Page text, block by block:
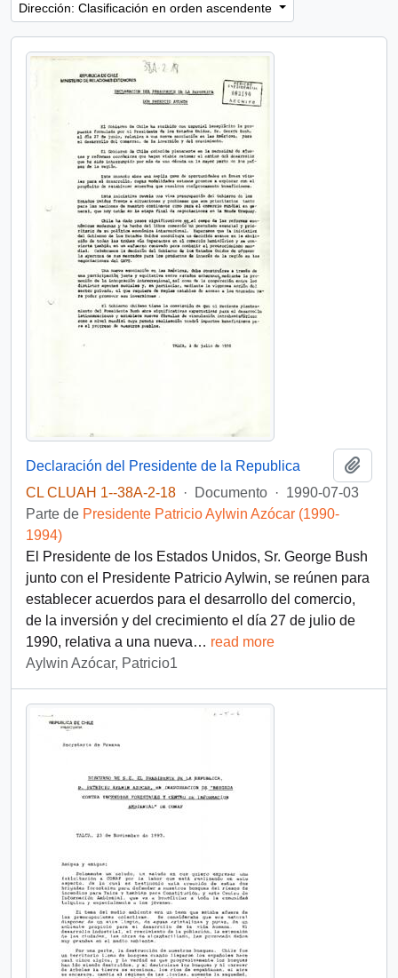
Dirección: Clasificación en orden ascendente
Declaración del Presidente de la Republica
CL CLUAH 1--38A-2-18 · Documento · 1990-07-03
Parte de Presidente Patricio Aylwin Azócar (1990-
1994)
El Presidente de los Estados Unidos, Sr. George Bush
junto con el Presidente Patricio Aylwin, se reúnen para
establecer acuerdos para el desarrollo del comercio,
de la inversión y del crecimiento el día 27 de julio de
1990, relativa a una nueva… read more
Aylwin Azócar, Patricio1